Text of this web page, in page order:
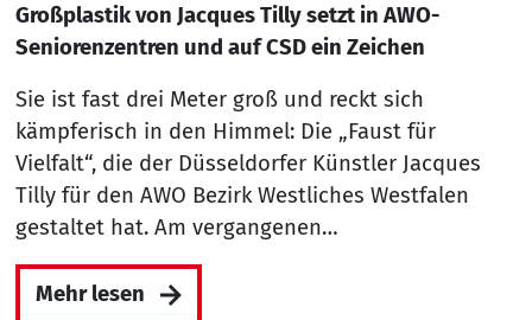
Großplastik von Jacques Tilly setzt in AWO-
Seniorenzentren und auf CSD ein Zeichen
Sie ist fast drei Meter groß und reckt sich
kämpferisch in den Himmel: Die „Faust für
Vielfalt“, die der Düsseldorfer Künstler Jacques
Tilly für den AWO Bezirk Westliches Westfalen
gestaltet hat. Am vergangenen…
Mehr lesen